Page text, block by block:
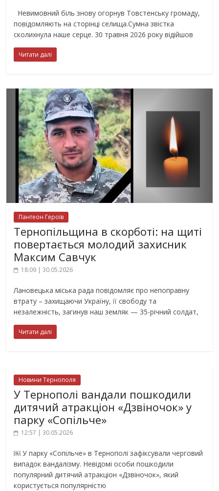
Невимовний біль знову огорнув Товстенську громаду,
повідомляють на сторінці селища.Сумна звістка
сколихнула наше серце. 30 травня 2026 року відійшов
Читати далі
Пантеон Героїв
Тернопільщина в скорботі: на щиті
повертається молодий захисник
Максим Савчук
18:09 | 30.05.2026
Лановецька міська рада повідомляє про непоправну
втрату – захищаючи Україну, її свободу та
незалежність, загинув наш земляк — 35-річний солдат,
Читати далі
Новини Тернополя
У Тернополі вандали пошкодили
дитячий атракціон «Дзвіночок» у
парку «Сопільче»
12:57 | 30.05.2026
￼ У парку «Сопільче» в Тернополі зафіксували черговий
випадок вандалізму. Невідомі особи пошкодили
популярний дитячий атракціон «Дзвіночок», який
користується популярністю